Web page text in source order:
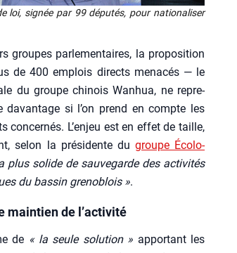
loi, signée par 99 dépu­tés, pour natio­na­li­ser
groupes par­le­men­taires, la pro­po­si­tion
de 400 emplois directs mena­cés — le
du groupe chi­nois Wan­hua, ne repre­
si l’on prend en compte les
L’en­jeu est en effet de taille,
selon la pré­si­dente du groupe Éco­lo­
plus solide de sau­ve­garde des acti­vi­tés
du bas­sin gre­no­blois ».
maintien de l’activité
de « la seule solu­tion » appor­tant les